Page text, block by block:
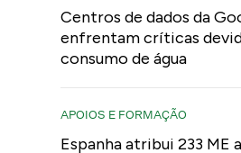
Centros de dados da
enfrentam críticas
consumo de água
APOIOS E FORMAÇÃO
Espanha atribui 233 ME